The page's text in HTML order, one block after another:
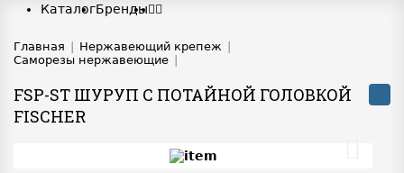
КаталогБренды
Главная Нержавеющий крепеж
Саморезы нержавеющие
FSP-ST ШУРУП С ПОТАЙНОЙ ГОЛОВКОЙ
FISCHER